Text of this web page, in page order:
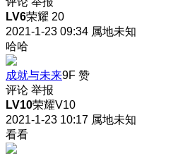
LV6荣耀 20
2021-1-23 09:34 属地未知
哈哈
成就与未来9F 赞
评论 举报
LV10荣耀V10
2021-1-23 10:17 属地未知
看看